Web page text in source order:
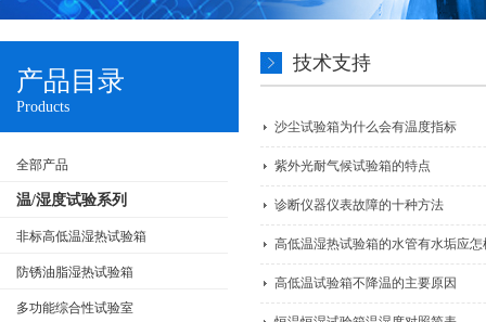
产品目录
Products
全部产品
温/湿度试验系列
非标高低温湿热试验箱
防锈油脂湿热试验箱
多功能综合性试验室
技术支持
沙尘试验箱为什么会有温度指标
紫外光耐气候试验箱的特点
诊断仪器仪表故障的十种方法
高低温湿热试验箱的水管有水垢应怎
高低温试验箱不降温的主要原因